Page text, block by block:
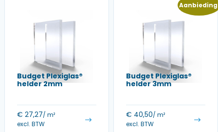
Budget Plexiglas®
helder 2mm
€ 27,27/ m²
excl. BTW
Budget Plexiglas®
helder 3mm
€ 40,50/ m²
excl. BTW